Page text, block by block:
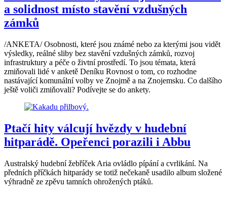
a solidnost místo stavění vzdušných
zámků
/ANKETA/ Osobnosti, které jsou známé nebo za kterými jsou vidět
výsledky, reálné sliby bez stavění vzdušných zámků, rozvoj
infrastruktury a péče o živtní prostředí. To jsou témata, která
zmiňovali lidé v anketě Deníku Rovnost o tom, co rozhodne
nastávající komunální volby ve Znojmě a na Znojemsku. Co dalšího
ještě voliči zmiňovali? Podívejte se do ankety.
Ptačí hity válcují hvězdy v hudební
hitparádě. Opeřenci porazili i Abbu
Australský hudební žebříček Aria ovládlo pípání a cvrlikání. Na
předních příčkách hitparády se totiž nečekaně usadilo album složené
výhradně ze zpěvu tamních ohrožených ptáků.